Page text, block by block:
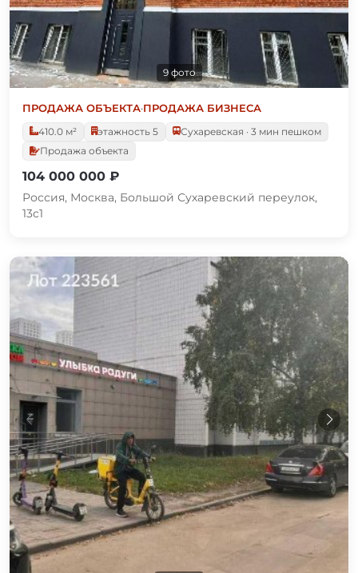
9 фото
ПРОДАЖА ОБЪЕКТА·ПРОДАЖА БИЗНЕСА
410.0 м²
этажность 5
Сухаревская · 3 мин пешком
Продажа объекта
104 000 000 ₽
Россия, Москва, Большой Сухаревский переулок,
13с1